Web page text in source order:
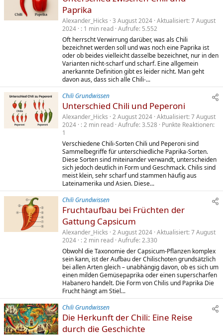
Paprika
Alexander_Hicks 3 August 2024 Aktualisiert 7 August
2024
1 min read Aufrufe 5.552
Oft herrscht Verwirrung darüber, was als Chili
bezeichnet werden soll und was noch eine Paprika ist
oder ob beides vielleicht dasselbe bezeichnet, nur in den
Varianten nicht-scharf und scharf. Eine allgemein
anerkannte Definition gibt es leider nicht. Man geht
davon aus, dass sich alle Chili-...
Chili Grundwissen
Unterschied Chili und Peperoni
Alexander_Hicks 2 August 2024 Aktualisiert 7 August
2024
2 min read Aufrufe 3.528 Punkte Reaktionen
1
Verschiedene Chili-Sorten Chili und Peperoni sind
Sammelbegriffe für unterschiedliche Paprika-Sorten.
Diese Sorten sind miteinander verwandt, unterscheiden
sich jedoch deutlich in Form und Geschmack. Chilis sind
meist klein, sehr scharf und stammen häufig aus
Lateinamerika und Asien. Diese...
Chili Grundwissen
Fruchtaufbau bei Früchten der
Gattung Capsicum
Alexander_Hicks 2 August 2024 Aktualisiert 7 August
2024
2 min read Aufrufe 2.330
Obwohl die Taxonomie der Capsicum-Pflanzen komplex
sein kann, ist der Aufbau der Chilischoten grundsätzlich
bei allen Arten gleich – unabhängig davon, ob es sich um
einen milden Gemüsepaprika oder einen superscharfen
Habanero handelt. Die Form von Chilis und Paprika Die
Frucht hängt am Stiel...
Chili Grundwissen
Die Herkunft der Chili: Eine Reise
durch die Geschichte